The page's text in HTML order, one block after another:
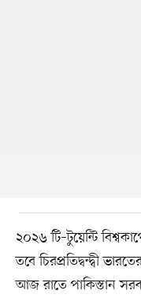
২০২৬ টি–টুয়েন্টি
তবে চিরপ্রতিদ্বন্দ্বী
আজ রাতে পাকিস্তান